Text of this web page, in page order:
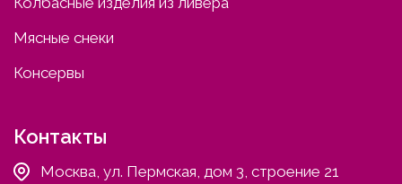
Мясные снеки
Консервы
Контакты
Москва, ул. Пермская, дом 3, строение 21